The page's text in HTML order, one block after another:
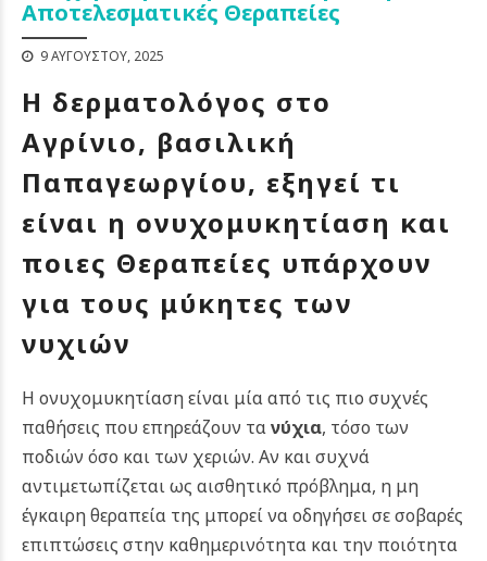
Αποτελεσματικές Θεραπείες
9 ΑΥΓΟΎΣΤΟΥ, 2025
Η δερματολόγος στο
Αγρίνιο, βασιλική
Παπαγεωργίου, εξηγεί τι
είναι η ονυχομυκητίαση και
ποιες Θεραπείες υπάρχουν
για τους μύκητες των
νυχιών
Η ονυχομυκητίαση είναι μία από τις πιο συχνές
παθήσεις που επηρεάζουν τανύχια, τόσο των
ποδιών όσο και των χεριών. Αν και συχνά
αντιμετωπίζεται ως αισθητικό πρόβλημα, η μη
έγκαιρη θεραπεία της μπορεί να οδηγήσει σε σοβαρές
επιπτώσεις στην καθημερινότητα και την ποιότητα